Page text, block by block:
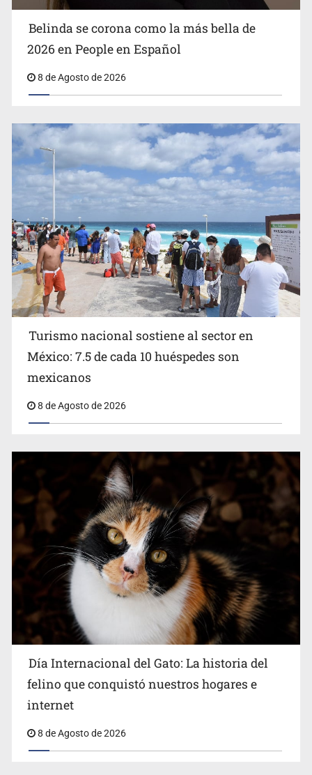
EU reanudará este sábado inspecciones de aguacate en
Michoacán
Belinda se corona como la más bella de 2026 en People
Belinda se corona como la más bella de
2026 en People en Español
8 de Agosto de 2026
Turismo nacional sostiene al sector en
México: 7.5 de cada 10 huéspedes son
mexicanos
8 de Agosto de 2026
Día Internacional del Gato: La historia del
felino que conquistó nuestros hogares e
internet
8 de Agosto de 2026